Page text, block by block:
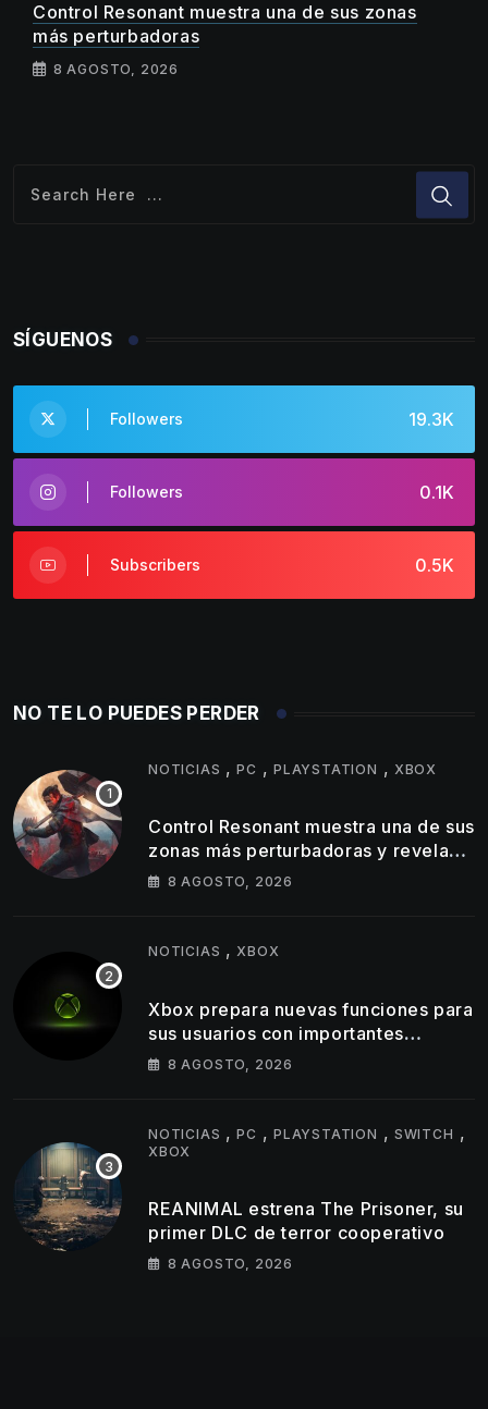
Control Resonant muestra una de sus zonas
más perturbadoras
8 AGOSTO, 2026
SÍGUENOS
19.3K
Followers
0.1K
Followers
0.5K
Subscribers
NO TE LO PUEDES PERDER
NOTICIAS ,PC ,PLAYSTATION , XBOX
Control Resonant muestra una de sus
zonas más perturbadoras y revela
nuevos detalles de su gameplay
8 AGOSTO, 2026
NOTICIAS ,XBOX
Xbox prepara nuevas funciones para
sus usuarios con importantes
cambios en capturas y logros
8 AGOSTO, 2026
NOTICIAS ,PC ,PLAYSTATION , SWITCH ,
XBOX
REANIMAL estrena The Prisoner, su
primer DLC de terror cooperativo
8 AGOSTO, 2026